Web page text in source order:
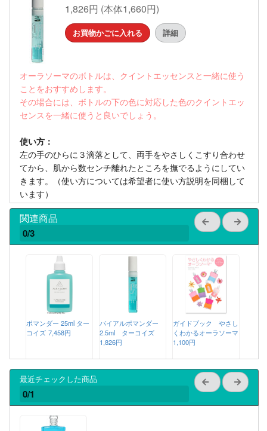
1,826円 (本体1,660円)
お買物かごに入れる 詳細
オーラソーマのボトルは、クイントエッセンスと一緒に使う
ことをおすすめします。
その場合には、ボトルの下の色に対応した色のクイントエッ
センスを一緒に使うと良いでしょう。
使い方：
左の手のひらに３滴落として、両手をやさしくこすり合わせ
てから、肌から数センチ離れたところを撫でるようにしてい
きます。（使い方については希望者に使い方説明を同梱して
います）
関連商品
0/3
ポマンダー 25ml ター
コイズ 7,458円
バイアルポマンダー
2.5ml ターコイズ
1,826円
ガイドブック やさし
くわかるオーラソーマ
1,100円
最近チェックした商品
0/1